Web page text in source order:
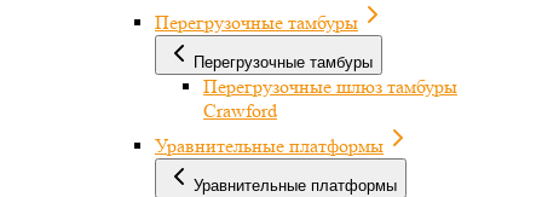
Перегрузочные тамбуры
Перегрузочные тамбуры
Перегрузочные шлюз тамбуры
Crawford
Уравнительные платформы
Уравнительные платформы